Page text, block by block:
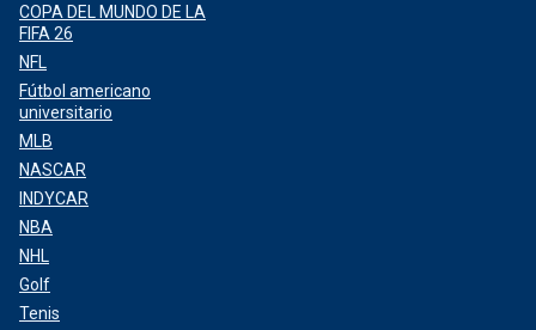
COPA DEL MUNDO DE LA
FIFA 26
NFL
Fútbol americano
universitario
MLB
NASCAR
INDYCAR
NBA
NHL
Golf
Tenis